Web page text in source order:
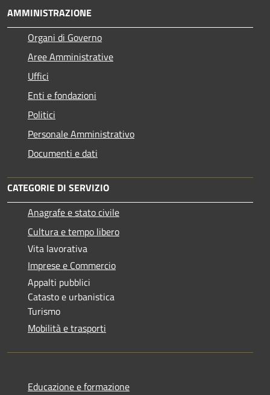
AMMINISTRAZIONE
Organi di Governo
Aree Amministrative
Uffici
Enti e fondazioni
Politici
Personale Amministrativo
Documenti e dati
CATEGORIE DI SERVIZIO
Anagrafe e stato civile
Cultura e tempo libero
Vita lavorativa
Imprese e Commercio
Appalti pubblici
Catasto e urbanistica
Turismo
Mobilità e trasporti
Educazione e formazione